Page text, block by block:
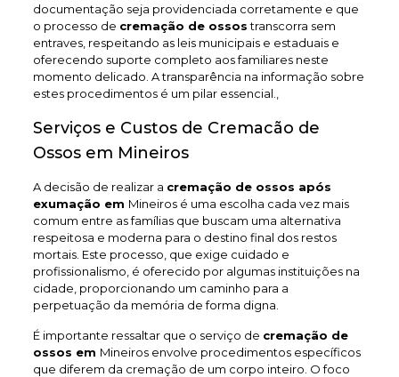
documentação seja providenciada corretamente e que
o processo de cremação de ossostranscorra sem
entraves, respeitando as leis municipais e estaduais e
oferecendo suporte completo aos familiares neste
momento delicado. A transparência na informação sobre
estes procedimentos é um pilar essencial.,
Serviços e Custos de Cremacão de
Ossos em Mineiros
A decisão de realizar a cremação de ossos após
exumação em Mineiros é uma escolha cada vez mais
comum entre as famílias que buscam uma alternativa
respeitosa e moderna para o destino final dos restos
mortais. Este processo, que exige cuidado e
profissionalismo, é oferecido por algumas instituições na
cidade, proporcionando um caminho para a
perpetuação da memória de forma digna.
É importante ressaltar que o serviço de cremação de
ossos em Mineiros envolve procedimentos específicos
que diferem da cremação de um corpo inteiro. O foco